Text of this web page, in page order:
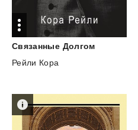
Связанные Долгом
Рейли Кора